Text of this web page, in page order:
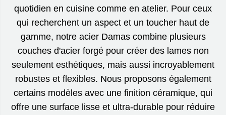
quotidien en cuisine comme en atelier. Pour ceux
qui recherchent un aspect et un toucher haut de
gamme, notre acier Damas combine plusieurs
couches d'acier forgé pour créer des lames non
seulement esthétiques, mais aussi incroyablement
robustes et flexibles. Nous proposons également
certains modèles avec une finition céramique, qui
offre une surface lisse et ultra-durable pour réduire